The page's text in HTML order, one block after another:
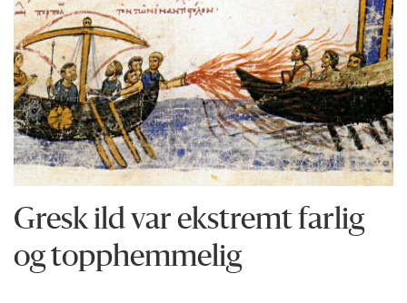
Gresk ild var ekstremt farlig
og topphemmelig